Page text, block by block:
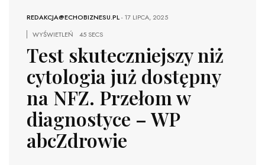
REDAKCJA@ECHOBIZNESU.PL-17 LIPCA, 2025
WYŚWIETLEŃ
45 SECS
Test skuteczniejszy niż
cytologia już dostępny
na NFZ. Przełom w
diagnostyce – WP
abcZdrowie